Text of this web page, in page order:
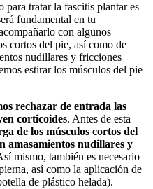
para tratar la fascitis plantar es
fundamental en tu
con algunos
cortos del pie, así como de
nudillares y fricciones
estirar los músculos del pie
rechazar de entrada las
corticoides. Antes de esta
de los músculos cortos del
amasamientos nudillares y
mismo, también es necesario
así como la aplicación de
de plástico helada).